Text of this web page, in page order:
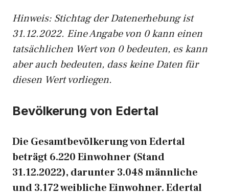
Hinweis: Stichtag der Datenerhebung ist
31.12.2022. Eine Angabe von 0 kann einen
tatsächlichen Wert von 0 bedeuten, es kann
aber auch bedeuten, dass keine Daten für
diesen Wert vorliegen.
Bevölkerung von Edertal
Die Gesamtbevölkerung von Edertal
beträgt 6.220 Einwohner (Stand
31.12.2022), darunter 3.048 männliche
und 3.172 weibliche Einwohner. Edertal